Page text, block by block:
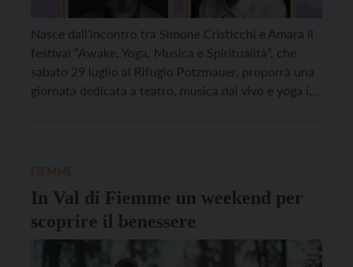
Nasce dall’incontro tra Simone Cristicchi e Amara il
festival “Awake, Yoga, Musica e Spiritualità“, che
sabato 29 luglio al Rifugio Potzmauer, proporrà una
giornata dedicata a teatro, musica dal vivo e yoga in
In Val di Fiemme un weekend per
scoprire il benessere